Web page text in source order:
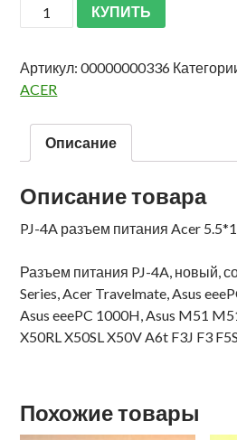
КУПИТЬ
Артикул:00000000336
ACER
Описание
Описание товара
PJ-4A разъем питания Acer
Разъем питания PJ-4A, новый,
Series, Acer Travelmate, Asus
Asus eeePC 1000H, Asus M51
X50RL X50SL X50V A6t F3J F3
Похожие товары